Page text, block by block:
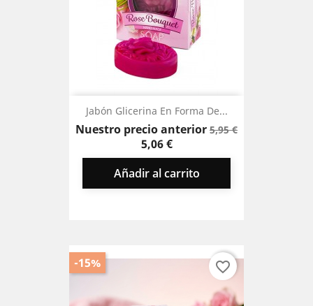
Jabón Glicerina En Forma De...
Nuestro precio anteriorPrecio
5,95 €Precio
5,06 €
Añadir al carrito
-15% favorite_border